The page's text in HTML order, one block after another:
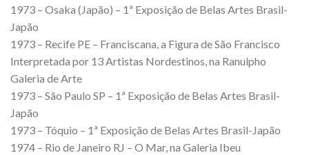
1973 – Osaka (Japão) – 1ª Exposição de Belas Artes Brasil-
Japão
1973 – Recife PE – Franciscana, a Figura de São Francisco
Interpretada por 13 Artistas Nordestinos, na Ranulpho
Galeria de Arte
1973 – São Paulo SP – 1ª Exposição de Belas Artes Brasil-
Japão
1973 – Tóquio – 1ª Exposição de Belas Artes Brasil-Japão
1974 – Rio de Janeiro RJ – O Mar, na Galeria Ibeu